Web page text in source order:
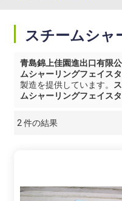
スチームシャ
青島錦上佳園進出口有限
ムシャーリングフェイス
製造を提供しています。
ムシャーリングフェイス
2 件の結果